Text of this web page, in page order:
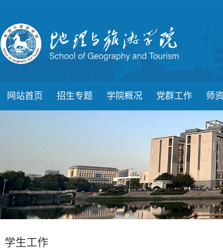
网站首页 招生专题 学院概况 党群工作 师
学生工作